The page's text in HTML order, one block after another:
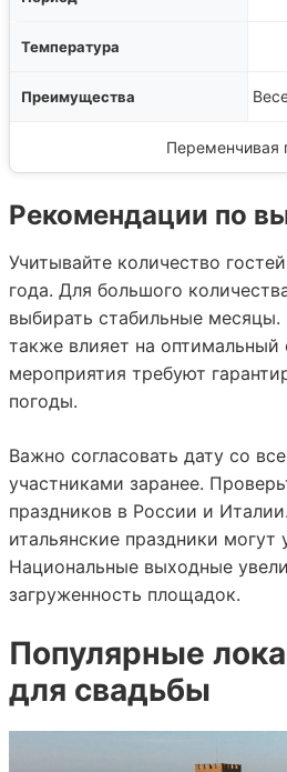
Переменчивая
Рекомендации по
Учитывайте количество
года. Для большого
выбирать стабильные
также влияет на оптимальный
мероприятия требуют
погоды.
Важно согласовать дату со
участниками заранее.
праздников в России и
итальянские праздники могут
Национальные выходные
загруженность площадок.
Популярные
для свадьбы